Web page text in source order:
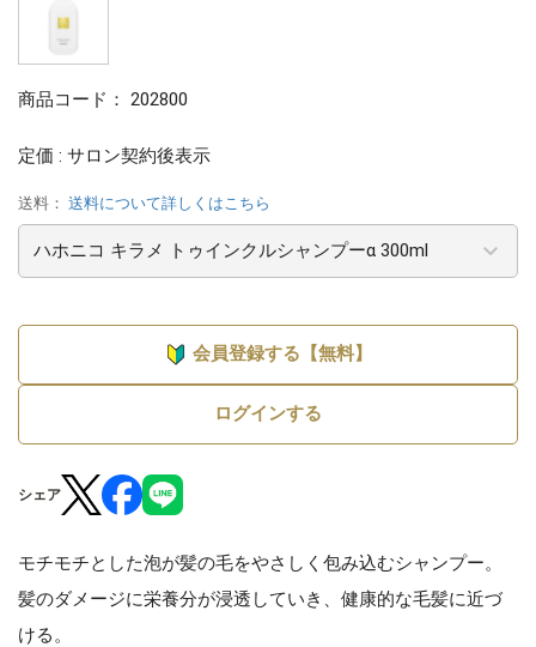
商品コード： 202800
定価 : サロン契約後表示
送料： 送料について詳しくはこちら
会員登録する【無料】
ログインする
シェア
モチモチとした泡が髪の毛をやさしく包み込むシャンプー。
髪のダメージに栄養分が浸透していき、健康的な毛髪に近づ
ける。